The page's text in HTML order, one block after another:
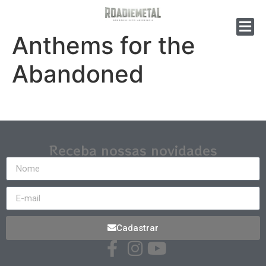
Anthems for the
Abandoned
Receba nossas novidades
Cadastrar